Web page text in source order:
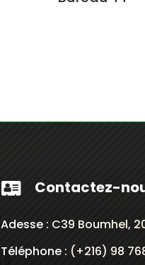
 Contactez-
Adesse : C39 Boumhel,
Téléphone : (+216) 98